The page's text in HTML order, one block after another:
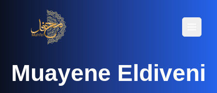
Muayene Eldiveni